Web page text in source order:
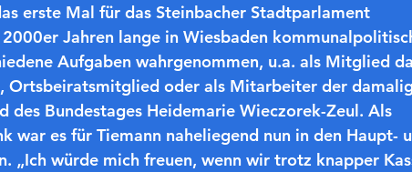
erste Mal für das Steinbacher Stadtparlament
Jahren lange in Wiesbaden
Aufgaben wahrgenommen, u.a. als Mitglied
Ortsbeiratsmitglied oder als Mitarbeiter der
des Bundestages Heidemarie Wieczorek-Zeul. Als
war es für Tiemann naheliegend nun in den Haupt-
„Ich würde mich freuen, wenn wir trotz knapper